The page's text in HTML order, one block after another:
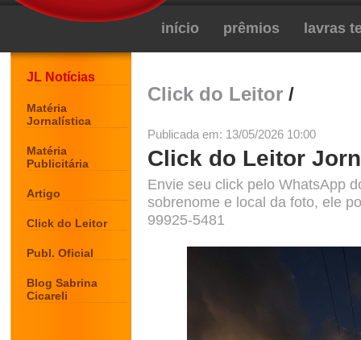
início prêmios lavras
JL Notícias
Matéria
Jornalística
Matéria
Publicitária
Artigo
Click do Leitor
Publ. Oficial
Blog Sabrina
Cicareli
Click do Leitor /
Publicada em: 13/05/2026 10:00
Click do Leitor
Envie seu click pelo WhatsApp
sobrenome e local da foto, ele
99925-5481